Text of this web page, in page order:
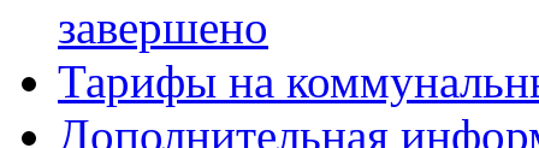
завершено
Тарифы на
Дополнительная